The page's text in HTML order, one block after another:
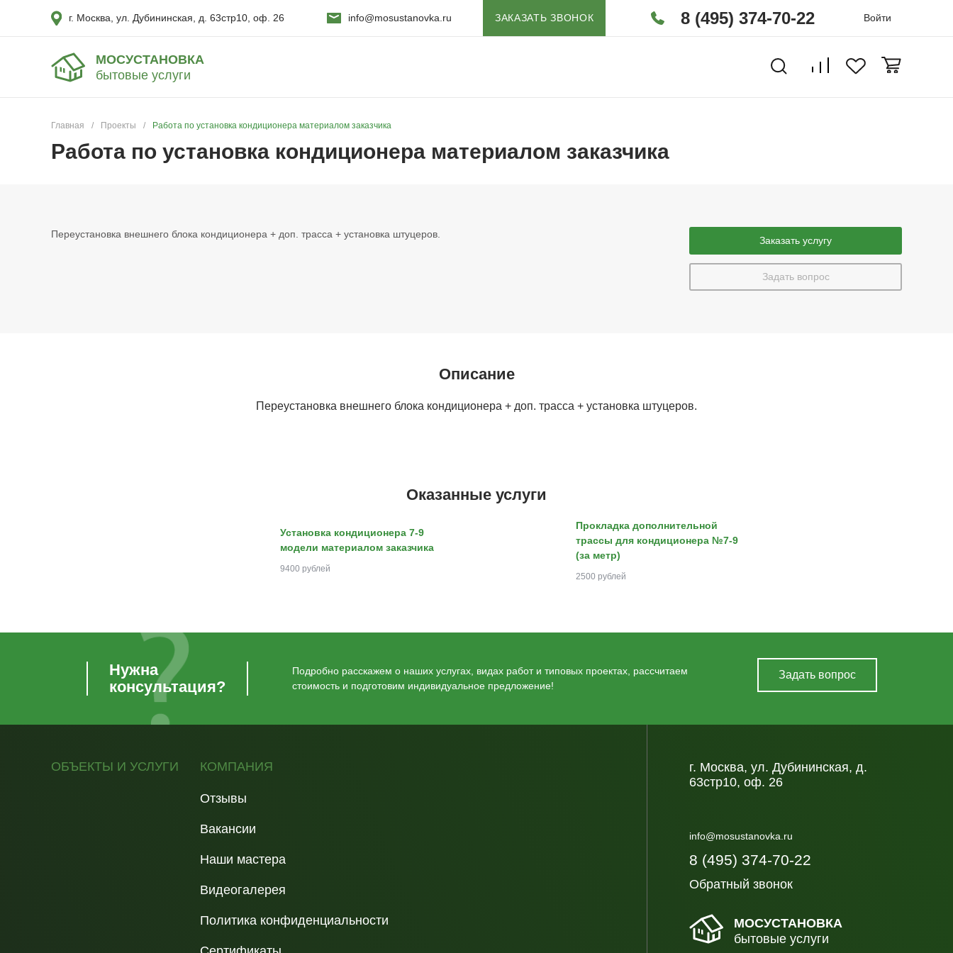
г. Москва, ул. Дубининская, д. 63стр10, оф. 26 info@mosustanovka.ru ЗАКАЗАТЬ ЗВОНОК 8 (495) 374-70-22 Войти
МОСУСТАНОВКА
бытовые услуги
Главная / Проекты / Работа по установка кондиционера материалом заказчика
Работа по установка кондиционера материалом заказчика
Переустановка внешнего блока кондиционера + доп. трасса + установка штуцеров.
Заказать услугу
Задать вопрос
Описание
Переустановка внешнего блока кондиционера + доп. трасса + установка штуцеров.
Оказанные услуги
Установка кондиционера 7-9
модели материалом заказчика
9400 рублей
Прокладка дополнительной
трассы для кондиционера №7-9
(за метр)
2500 рублей
Нужна
консультация?
Подробно расскажем о наших услугах, видах работ и типовых проектах, рассчитаем
стоимость и подготовим индивидуальное предложение!
Задать вопрос
ОБЪЕКТЫ И УСЛУГИ КОМПАНИЯ
Отзывы
Вакансии
Наши мастера
Видеогалерея
Политика конфиденциальности
г. Москва, ул. Дубининская, д.
63стр10, оф. 26
info@mosustanovka.ru
8 (495) 374-70-22
Обратный звонок
МОСУСТАНОВКА
бытовые услуги